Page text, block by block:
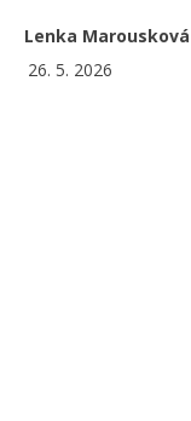
Lenka Marousková
26. 5. 2026